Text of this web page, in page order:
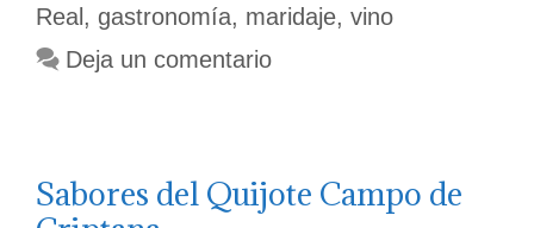
Real , gastronomía, maridaje, vino
Deja un comentario
Sabores del Quijote Campo de